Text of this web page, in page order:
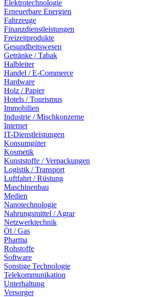
Elektrotechnologie
Erneuerbare Energien
Fahrzeuge
Finanzdienstleistungen
Freizeitprodukte
Gesundheitswesen
Getränke / Tabak
Halbleiter
Handel / E-Commerce
Hardware
Holz / Papier
Hotels / Tourismus
Immobilien
Industrie / Mischkonzerne
Internet
IT-Dienstleistungen
Konsumgüter
Kosmetik
Kunststoffe / Verpackungen
Logistik / Transport
Luftfahrt / Rüstung
Maschinenbau
Medien
Nanotechnologie
Nahrungsmittel / Agrar
Netzwerktechnik
Öl / Gas
Pharma
Rohstoffe
Software
Sonstige Technologie
Telekommunikation
Unterhaltung
Versorger